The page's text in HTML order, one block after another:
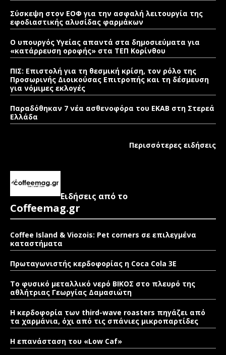
Σύσκεψη στον ΕΟΦ για την ασφαλή λειτουργία της
εφοδιαστικής αλυσίδας φαρμάκων
Ο υπουργός Υγείας απαντά στα δημοσιεύματα για
«κατάρρευση οροφής» στα ΤΕΠ Κορίνθου
ΠΙΣ: Επιστολή για τη θεσμική κρίση, τον ρόλο της
Προσωρινής Διοικούσας Επιτροπής και τη δέσμευση
για νόμιμες εκλογές
Παραδόθηκαν 7 νέα ασθενοφόρα του ΕΚΑΒ στη Στερεά
Ελλάδα
Περισσότερες ειδήσεις
Ειδήσεις από το
Coffeemag.gr
Coffee Island & Viozois: Pet corners σε επιλεγμένα
καταστήματα
Πρωταγωνιστής κερδοφορίας η Coca Cola 3E
Το φυσικό μεταλλικό νερό ΒΙΚΟΣ στο πλευρό της
αθλήτριας Γεωργίας Δαμασιώτη
Η κερδοφορία των third-wave roasters πηγάζει από
τα χαρμάνια, όχι από τις σπάνιες μικροπαρτίδες
Η επανάσταση του «Low Caf»